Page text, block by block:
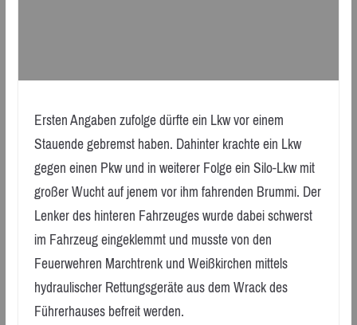
Ersten Angaben zufolge dürfte ein Lkw vor einem
Stauende gebremst haben. Dahinter krachte ein Lkw
gegen einen Pkw und in weiterer Folge ein Silo-Lkw mit
großer Wucht auf jenem vor ihm fahrenden Brummi. Der
Lenker des hinteren Fahrzeuges wurde dabei schwerst
im Fahrzeug eingeklemmt und musste von den
Feuerwehren Marchtrenk und Weißkirchen mittels
hydraulischer Rettungsgeräte aus dem Wrack des
Führerhauses befreit werden.